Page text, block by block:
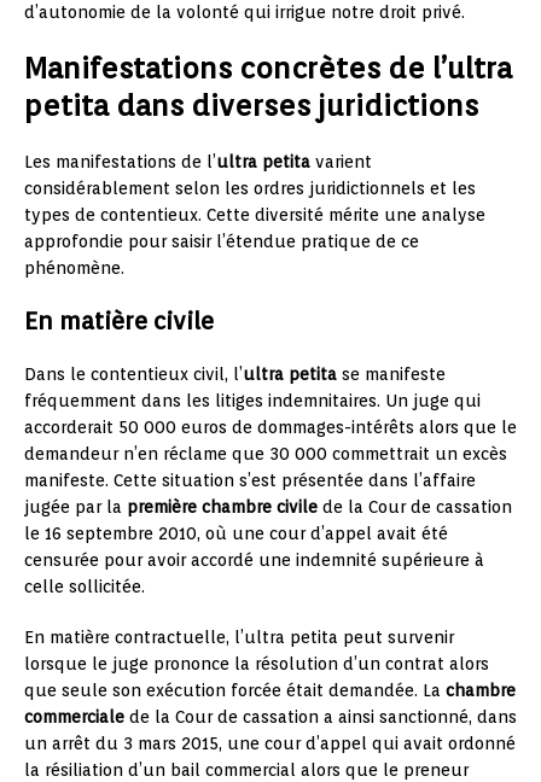
d’autonomie de la volonté qui irrigue notre droit privé.
Manifestations concrètes de l’ultra
petita dans diverses juridictions
Les manifestations de l’ultra petita varient
considérablement selon les ordres juridictionnels et les
types de contentieux. Cette diversité mérite une analyse
approfondie pour saisir l’étendue pratique de ce
phénomène.
En matière civile
Dans le contentieux civil, l’ultra petita se manifeste
fréquemment dans les litiges indemnitaires. Un juge qui
accorderait 50 000 euros de dommages-intérêts alors que le
demandeur n’en réclame que 30 000 commettrait un excès
manifeste. Cette situation s’est présentée dans l’affaire
jugée par la première chambre civile de la Cour de cassation
le 16 septembre 2010, où une cour d’appel avait été
censurée pour avoir accordé une indemnité supérieure à
celle sollicitée.
En matière contractuelle, l’ultra petita peut survenir
lorsque le juge prononce la résolution d’un contrat alors
que seule son exécution forcée était demandée. La chambre
commerciale de la Cour de cassation a ainsi sanctionné, dans
un arrêt du 3 mars 2015, une cour d’appel qui avait ordonné
la résiliation d’un bail commercial alors que le preneur